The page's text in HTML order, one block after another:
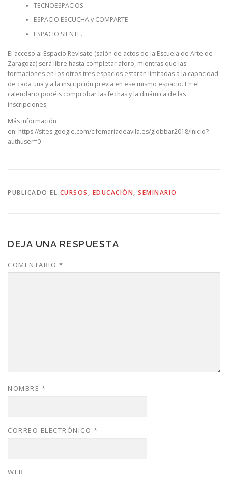
TECNOESPACIOS.
ESPACIO ESCUCHA y COMPARTE.
ESPACIO SIENTE.
El acceso al Espacio Revísate (salón de actos de la Escuela de Arte de
Zaragoza) será libre hasta completar aforo, mientras que las
formaciones en los otros tres espacios estarán limitadas a la capacidad
de cada una y a la inscripción previa en ese mismo espacio. En el
calendario podéis comprobar las fechas y la dinámica de las
inscripciones.
Más información
en: https://sites.google.com/cifemariadeavila.es/globbar2018/inicio?
authuser=0
PUBLICADO EL CURSOS , EDUCACIÓN, SEMINARIO
DEJA UNA RESPUESTA
COMENTARIO *
NOMBRE *
CORREO ELECTRÓNICO *
WEB